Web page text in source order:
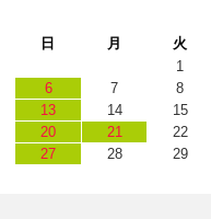
日
月 火
1
6
7 8
13
14 15
20
21 22
27
28 29